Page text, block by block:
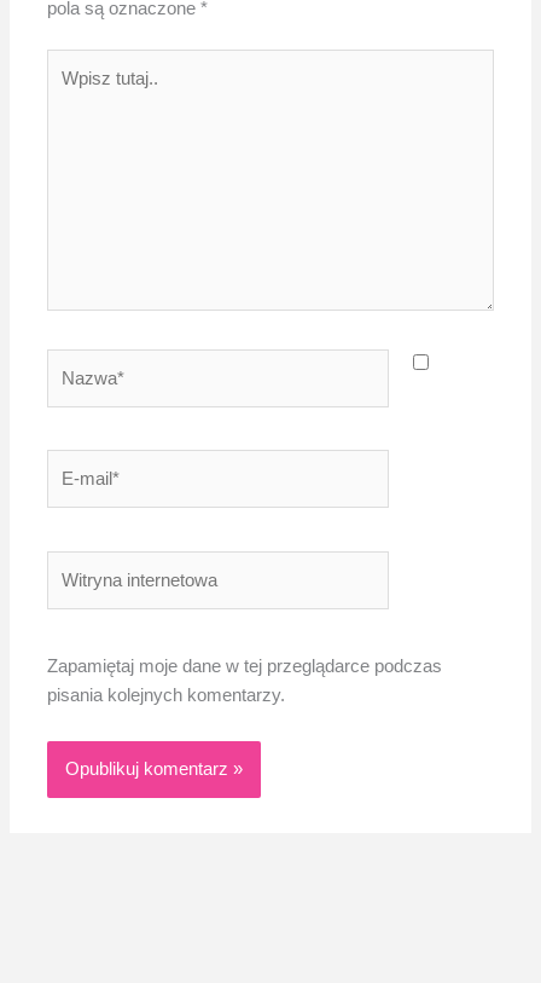
pola są oznaczone*
tutaj..
internetowa
Zapamiętaj moje dane w tej przeglądarce podczas
pisania kolejnych komentarzy.